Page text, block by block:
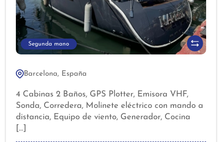
Segunda mano
Barcelona, España
4 Cabinas 2 Baños, GPS Plotter, Emisora VHF,
Sonda, Corredera, Molinete eléctrico con mando a
distancia, Equipo de viento, Generador, Cocina
completa, Nevera y congelador, Lavadora y
lavavajillas, Aire acondicionado, Agua caliente,